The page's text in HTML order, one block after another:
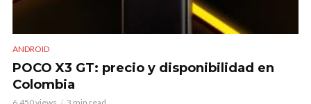
ANDROID
POCO X3 GT: precio y disponibilidad en
Colombia